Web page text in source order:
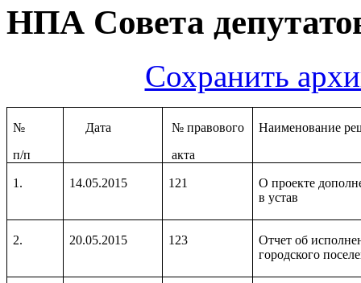
НПА Совета
Сохранить
№
п/п
Дата
№ правового
акта
Наименование
1. 14.05.2015 121
О проекте
в устав
2. 20.05.2015 123
Отчет об
городского